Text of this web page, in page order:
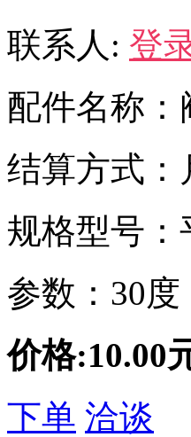
联系人: 登
配件名称：
结算方式：
规格型号：
参数：30度
价格:10.00
下单 洽谈